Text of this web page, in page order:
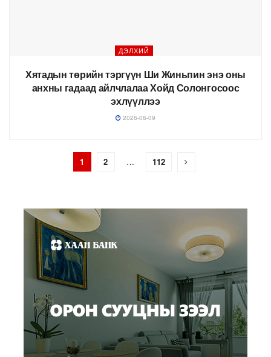
ДЭЛХИЙ
Хятадын төрийн тэргүүн Ши Жиньпин энэ оны
анхны гадаад айлчлалаа Хойд Солонгосоос
эхлүүллээ
2026-06-09
1 2 … 112